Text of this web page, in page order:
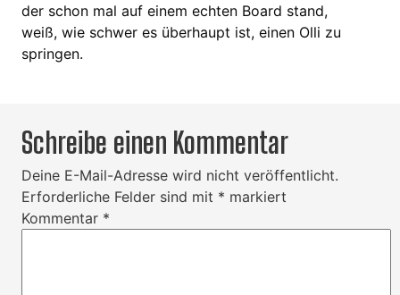
der schon mal auf einem echten Board stand,
weiß, wie schwer es überhaupt ist, einen Olli zu
springen.
Schreibe einen Kommentar
Deine E-Mail-Adresse wird nicht veröffentlicht.
Erforderliche Felder sind mit * markiert
Kommentar *